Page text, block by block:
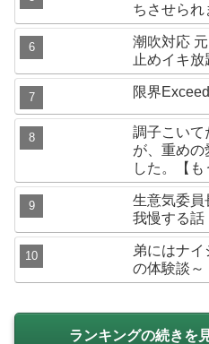
ちさせられ
潮吹対応
止めイキ放
限界
調子こいて
が、重めの
した。【も
生意気委員
我慢する話
弟にはナ
の体験談～
ランキングの続きを